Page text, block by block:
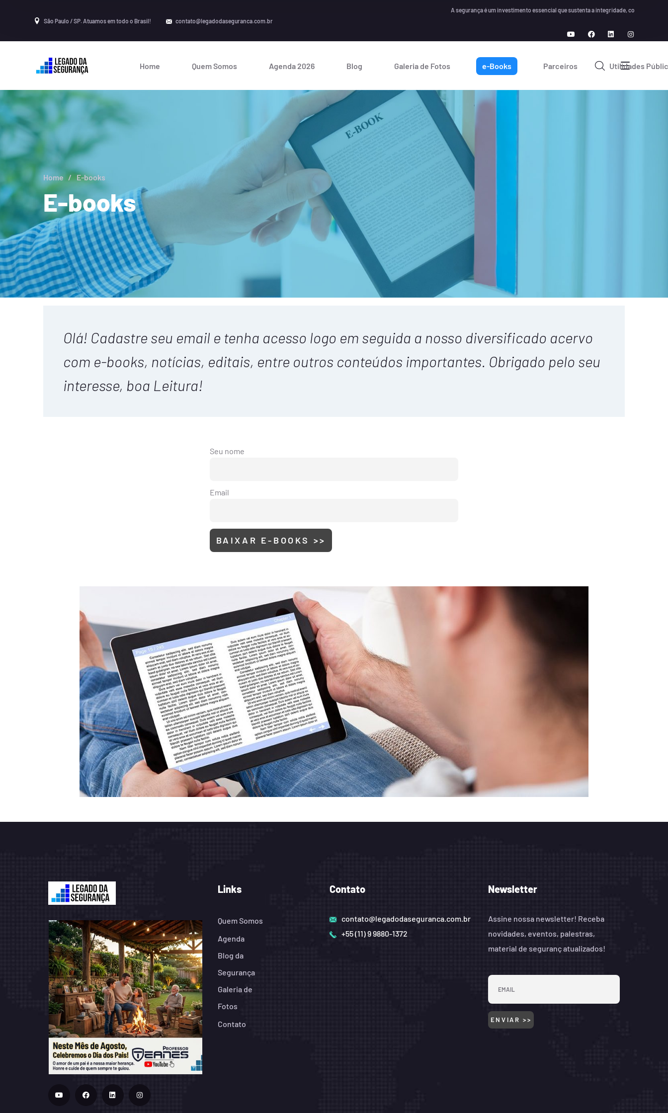
São Paulo / SP. Atuamos em todo o Brasil! contato@legadodaseguranca.com.br
A segurança é um investimento essencial que sustenta a integridade, confiança e
Home Quem Somos Agenda 2026 Blog Galeria de Fotos e-Books Parceiros Utilidades
E-books
Home E-books
Olá! Cadastre seu email e tenha acesso logo em seguida a nosso diversificado acervo
com e-books, notícias, editais, entre outros conteúdos importantes. Obrigado pelo seu
interesse, boa Leitura!
Seu nome
Email
Links
Quem Somos
Agenda
Blog da
Segurança
Galeria de
Fotos
Contato
Contato
contato@legadodaseguranca.com.br
+55 (11) 9 9880-1372
Newsletter
Assine nossa newsletter! Receba
novidades, eventos, palestras,
material de seguranç atualizados!